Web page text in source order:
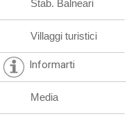
Stab. Balneari
Villaggi turistici
Informarti
Media